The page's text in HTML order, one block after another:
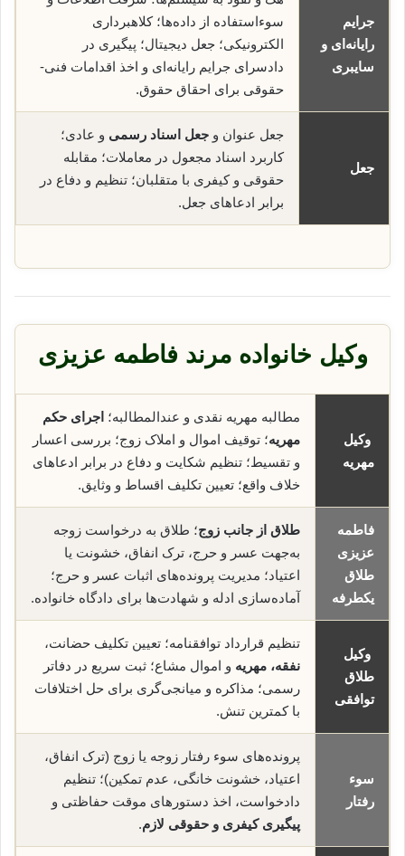
جرایم
رایانه‌ای و
سایبری
سوء‌استفاده از داده‌ها؛ کلاهبرداری
الکترونیکی؛ جعل دیجیتال؛ پیگیری در
دادسرای جرایم رایانه‌ای و اخذ اقدامات فنی-
حقوقی برای احقاق حقوق.
جعل
جعل عنوان و جعل اسناد رسمی و عادی؛
کاربرد اسناد مجعول در معاملات؛ مقابله
حقوقی و کیفری با متقلبان؛ تنظیم و دفاع در
برابر ادعاهای جعل.
وکیل خانواده مرند فاطمه عزیزی
وکیل
مهریه
مطالبه مهریه نقدی و عندالمطالبه؛ اجرای حکم
مهریه؛ توقیف اموال و املاک زوج؛ بررسی اعسار
و تقسیط؛ تنظیم شکایت و دفاع در برابر ادعاهای
خلاف واقع؛ تعیین تکلیف اقساط و وثایق.
فاطمه
عزیزی
طلاق
یکطرفه
طلاق از جانب زوج؛ طلاق به درخواست زوجه
به‌جهت عسر و حرج، ترک انفاق، خشونت یا
اعتیاد؛ مدیریت پرونده‌های اثبات عسر و حرج؛
آماده‌سازی ادله و شهادت‌ها برای دادگاه خانواده.
وکیل
طلاق
توافقی
تنظیم قرارداد توافقنامه؛ تعیین تکلیف حضانت،
نفقه، مهریه و اموال مشاع؛ ثبت سریع در دفاتر
رسمی؛ مذاکره و میانجی‌گری برای حل اختلافات
با کمترین تنش.
سوء
رفتار
پرونده‌های سوء رفتار زوجه یا زوج (ترک انفاق،
اعتیاد، خشونت خانگی، عدم تمکین)؛ تنظیم
دادخواست، اخذ دستورهای موقت حفاظتی و
پیگیری کیفری و حقوقی لازم.